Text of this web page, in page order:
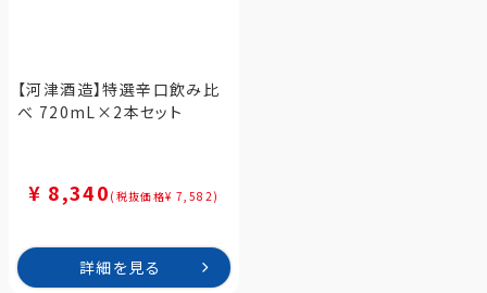
【河津酒造】特選辛口飲み比
べ 720mL×2本セット
¥ 8,340 (税抜価格¥ 7,582)
詳細を見る